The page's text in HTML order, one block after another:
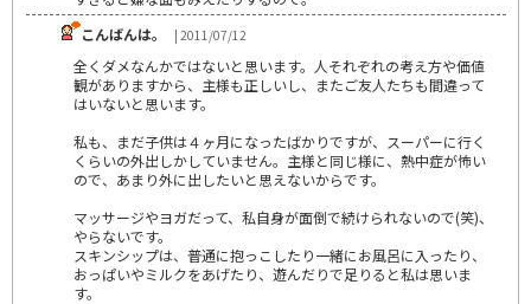
こんばんは。
| 2011/07/12
全くダメなんかではないと思います。人それぞれの考え方や価値
観がありますから、主様も正しいし、またご友人たちも間違って
はいないと思います。
私も、まだ子供は４ヶ月になったばかりですが、スーパーに行く
くらいの外出しかしていません。主様と同じ様に、熱中症が怖い
ので、あまり外に出したいと思えないからです。
マッサージやヨガだって、私自身が面倒で続けられないので(笑)、
やらないです。
スキンシップは、普通に抱っこしたり一緒にお風呂に入ったり、
おっぱいやミルクをあげたり、遊んだりで足りると私は思いま
す。